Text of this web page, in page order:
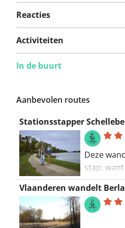
Reacties
Activiteiten
In de buurt
Aanbevolen routes
Stationsstapper
Deze
stap,
aan een
auto heeft
Vlaanderen wandelt